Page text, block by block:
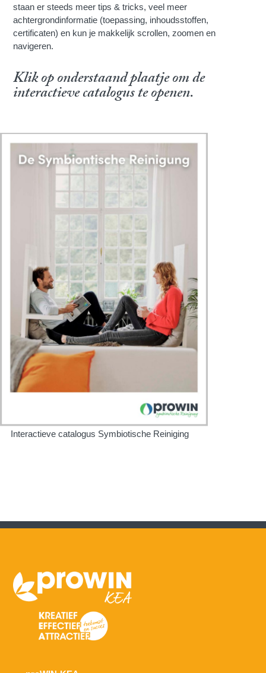
staan er steeds meer tips & tricks, veel meer
achtergrondinformatie (toepassing, inhoudsstoffen,
certificaten) en kun je makkelijk scrollen, zoomen en
navigeren.
Klik op onderstaand plaatje om de
interactieve catalogus te openen.
Interactieve catalogus Symbiotische Reiniging